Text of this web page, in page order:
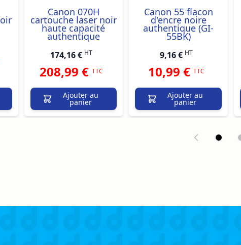
Canon 070H
cartouche laser noir
haute capacité
authentique
174,16 € HT
208,99 €TTC
Ajouter au
panier
Canon 55 flacon
d'encre noire
authentique (GI-
55BK)
9,16 € HT
10,99 €TTC
Ajouter au
panier